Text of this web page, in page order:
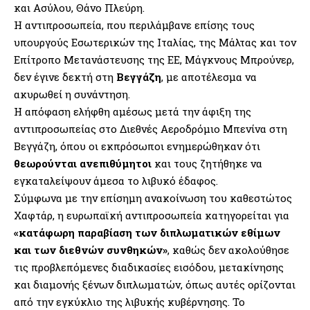
και Ασύλου, Θάνο Πλεύρη.
Η αντιπροσωπεία, που περιλάμβανε επίσης τους
υπουργούς Εσωτερικών της Ιταλίας, της Μάλτας και τον
Επίτροπο Μετανάστευσης της ΕΕ, Μάγκνους Μπρούνερ,
δεν έγινε δεκτή στη Βεγγάζη, με αποτέλεσμα να
ακυρωθεί η συνάντηση.
Η απόφαση ελήφθη αμέσως μετά την άφιξη της
αντιπροσωπείας στο Διεθνές Αεροδρόμιο Μπενίνα στη
Βεγγάζη, όπου οι εκπρόσωποι ενημερώθηκαν ότι
θεωρούνται ανεπιθύμητοι και τους ζητήθηκε να
εγκαταλείψουν άμεσα το λιβυκό έδαφος.
Σύμφωνα με την επίσημη ανακοίνωση του καθεστώτος
Χαφτάρ, η ευρωπαϊκή αντιπροσωπεία κατηγορείται για
«κατάφωρη παραβίαση των διπλωματικών εθίμων
και των διεθνών συνθηκών», καθώς δεν ακολούθησε
τις προβλεπόμενες διαδικασίες εισόδου, μετακίνησης
και διαμονής ξένων διπλωματών, όπως αυτές ορίζονται
από την εγκύκλιο της λιβυκής κυβέρνησης. Το